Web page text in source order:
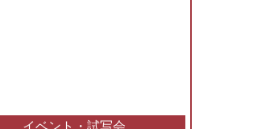
イベント・試写会